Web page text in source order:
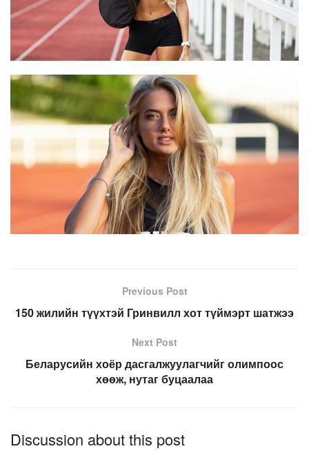
Previous Post
150 жилийн түүхтэй Гринвилл хот түймэрт шатжээ
Next Post
Беларусийн хоёр дасгалжуулагчийг олимпоос
хөөж, нутаг буцаалаа
Discussion about this post